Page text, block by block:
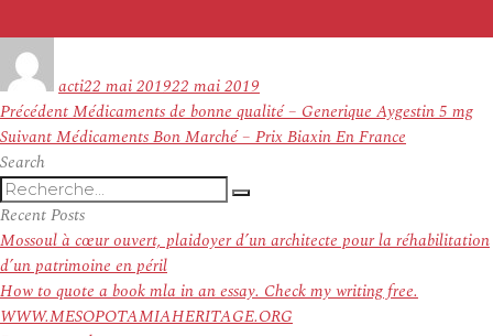
actile
22 mai 201922 mai 2019
Navigation
de
l’article
PrécédentArticle
précédent :
Médicaments de bonne qualité – Generique Aygestin 5 mg
SuivantArticle
Médicaments Bon Marché – Prix Biaxin En France
Search
Recherche
pour
:
Recherche
Recent Posts
Mossoul à cœur ouvert, plaidoyer d’un architecte pour la réhabilitation
d’un patrimoine en péril
How to quote a book mla in an essay. Check my writing free.
WWW.MESOPOTAMIAHERITAGE.ORG